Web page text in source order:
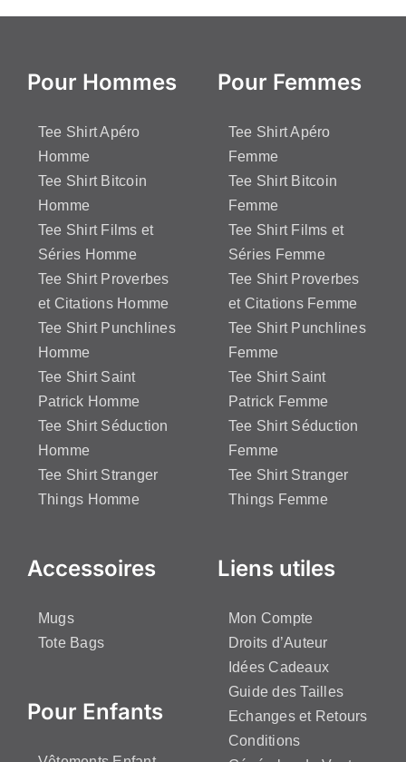
Pour Hommes
Tee Shirt Apéro
Homme
Tee Shirt Bitcoin
Homme
Tee Shirt Films et
Séries Homme
Tee Shirt Proverbes
et Citations Homme
Tee Shirt Punchlines
Homme
Tee Shirt Saint
Patrick Homme
Tee Shirt Séduction
Homme
Tee Shirt Stranger
Things Homme
Pour Femmes
Tee Shirt Apéro
Femme
Tee Shirt Bitcoin
Femme
Tee Shirt Films et
Séries Femme
Tee Shirt Proverbes
et Citations Femme
Tee Shirt Punchlines
Femme
Tee Shirt Saint
Patrick Femme
Tee Shirt Séduction
Femme
Tee Shirt Stranger
Things Femme
Accessoires
Mugs
Tote Bags
Pour Enfants
Liens utiles
Mon Compte
Droits d’Auteur
Idées Cadeaux
Guide des Tailles
Echanges et Retours
Conditions